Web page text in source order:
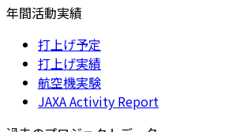
年間活動実績
打上げ予定
打上げ実績
航空機実験
JAXA Activity Report